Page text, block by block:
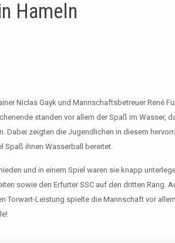
Hameln
Niclas Gayk und Mannschaftsbetreuer René
standen vor allem der Spaß im Wasser,
Dabei zeigten die Jugendlichen in diesem
Spaß ihnen Wasserball bereitet.
und in einem Spiel waren sie knapp
sowie den Erfurter SSC auf den dritten Rang.
Torwart-Leistung spielte die Mannschaft vor